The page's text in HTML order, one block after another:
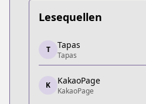
Lesequellen
Tapas
Tapas
https://tapas.io/series/
KakaoPage
KakaoPage
T Tapas
Tapas
K KakaoPage
KakaoPage